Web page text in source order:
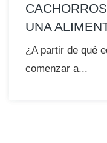
UNA
¿A partir de qué
comenzar a...